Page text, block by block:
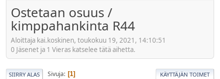
Ostetaan osuus /
kimppahankinta R44
Aloittaja kai.koskinen, toukokuu 19, 2021, 14:10:51
0 Jäsenet ja 1 Vieras katselee tätä aihetta.
SIIRRY ALAS Sivuja 1 KÄYTTÄJÄN TOIMET